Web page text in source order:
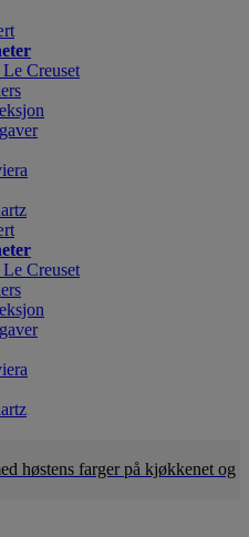
Creuset
Creuset
høstens farger på kjøkkenet og